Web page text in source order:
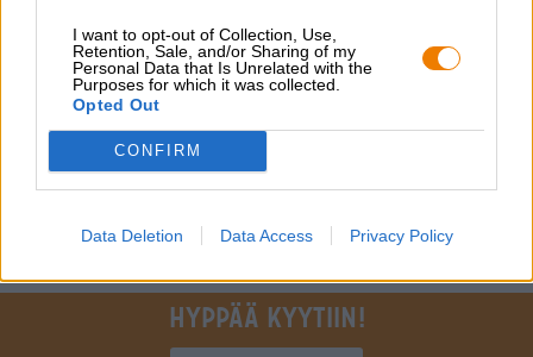
I want to opt-out of Collection, Use,
Retention, Sale, and/or Sharing of my
Personal Data that Is Unrelated with the
Purposes for which it was collected.
Opted Out
CONFIRM
Data Deletion Data Access Privacy Policy
mumoo
€ 78,58
-
0,50 L Pullo - € 157,16 / LTR
Loppuunmyyty
Hyppää kyytiin!